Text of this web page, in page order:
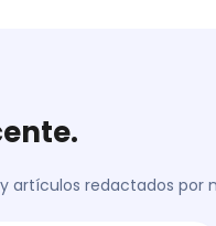
artículos redactados